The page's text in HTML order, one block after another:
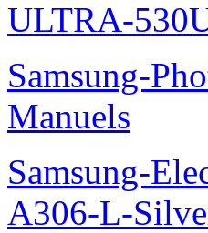
ULTRA-
Samsung-
Manuels
Samsung-
A306-L-